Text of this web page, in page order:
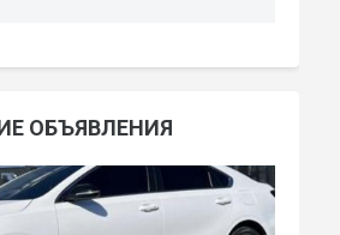
ОБЪЯВЛЕНИЯ